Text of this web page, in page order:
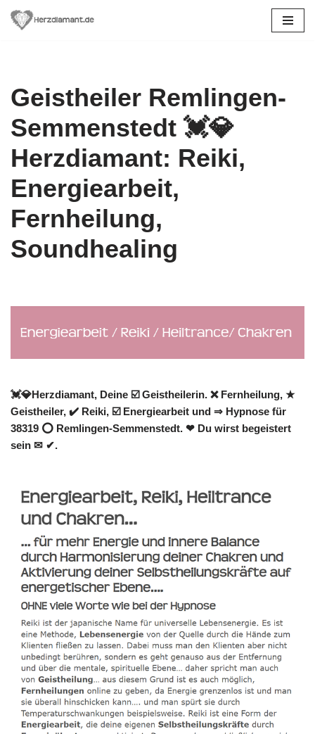
Geistheiler Remlingen-
Semmenstedt 💓️💎
Herzdiamant: Reiki,
Energiearbeit,
Fernheilung,
Soundhealing
💓️💎Herzdiamant, Deine ☑️ Geistheilerin. ❌ Fernheilung, ★
Geistheiler, ✔️ Reiki, ☑️ Energiearbeit und ⇒ Hypnose für
38319 ⭕ Remlingen-Semmenstedt. ❤ Du wirst begeistert
sein ✉ ✔.